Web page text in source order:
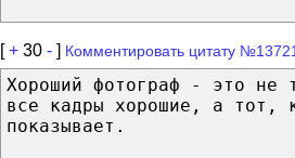
[+ 30 - ] Комментировать цитату
Хороший фотограф - это не
все кадры хорошие, а тот,
показывает.